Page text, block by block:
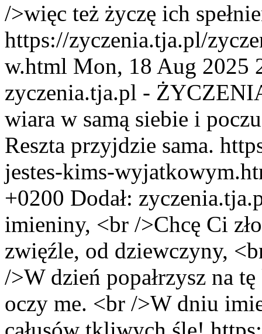
/>więc też życzę ich
https://zyczenia.tja.pl/
w.html Mon, 18 Aug 2025
zyczenia.tja.pl -
wiara w samą siebie i
Reszta przyjdzie sama.
jestes-kims-
+0200 Dodał:
imieniny, <br />Chcę Ci
zwięźle, od dziewczyny,
/>W dzień popałrzysz na
oczy me. <br />W dniu